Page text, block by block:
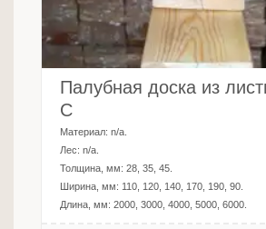
Палубная доска из
C
Материал: n/a.
Лес: n/a.
Толщина, мм: 28, 35, 45.
Ширина, мм: 110, 120, 140, 170, 190, 90.
Длина, мм: 2000, 3000, 4000, 5000, 6000.